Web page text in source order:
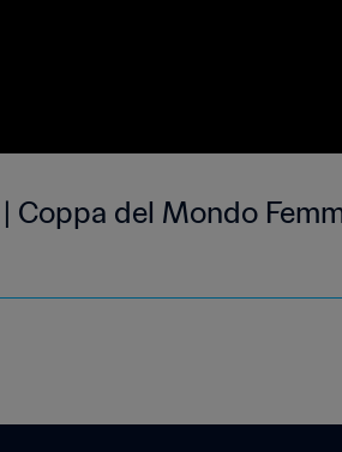
Coppa del Mondo